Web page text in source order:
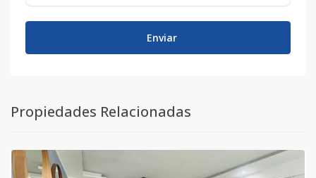
Enviar
Propiedades Relacionadas